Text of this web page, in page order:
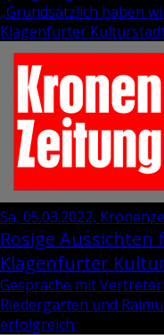
„Grund­sätz­lich haben
Kla­gen­fur­ter
Sa, 05.03.2022,
Rosige Aussichten
Klagenfurter
Gespräche mit
Riedergarten und
erfolgreich.